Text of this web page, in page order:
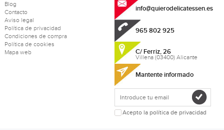
Blog
Contacto
Aviso legal
Política de privacidad
Condiciones de compra
Política de cookies
Mapa web
info@quierodelicatessen.es
965 802 925
C/ Ferriz, 26
Villena (03400) Alicante
Mantente informado
Acepto la política de privacidad